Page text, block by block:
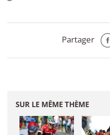
Partager
SUR LE MÊME THÈME